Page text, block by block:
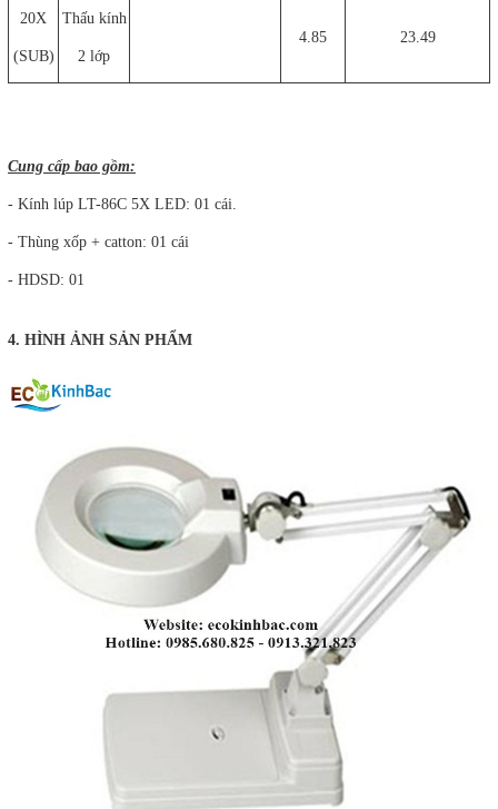
20X
(SUB)
Thấu kính
2 lớp
4.85 23.49
Cung cấp bao gồm:
- Kính lúp LT-86C 5X LED: 01 cái.
- Thùng xốp + catton: 01 cái
- HDSD: 01
4. HÌNH ẢNH SẢN PHẨM